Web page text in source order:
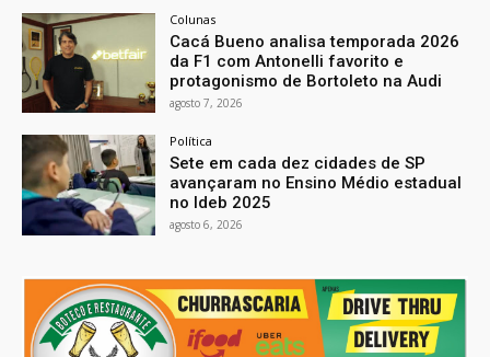
Colunas
Cacá Bueno analisa temporada 2026
da F1 com Antonelli favorito e
protagonismo de Bortoleto na Audi
agosto 7, 2026
Política
Sete em cada dez cidades de SP
avançaram no Ensino Médio estadual
no Ideb 2025
agosto 6, 2026